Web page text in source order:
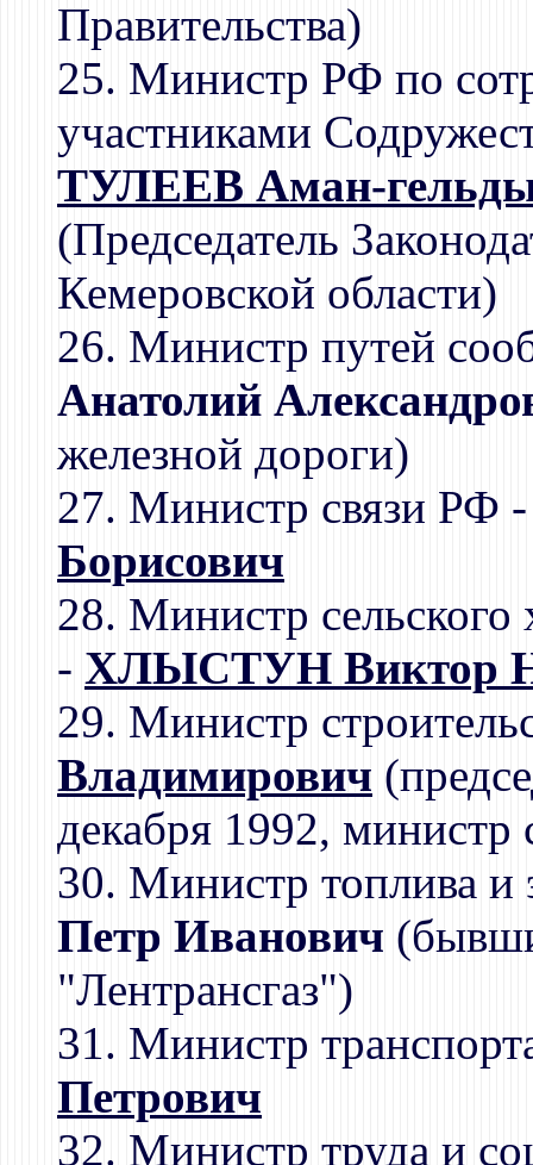
Правительства)
25. Министр РФ по
участниками
ТУЛЕЕВ Аман-
(Председатель
Кемеровской области)
26. Министр путей
Анатолий
железной дороги)
27. Министр связи РФ
Борисович
28. Министр сельского
- ХЛЫСТУН Виктор
29. Министр
Владимирович
декабря 1992,
30. Министр топлива
Петр Иванович
"Лентрансгаз")
31. Министр
Петрович
32. Министр труда и